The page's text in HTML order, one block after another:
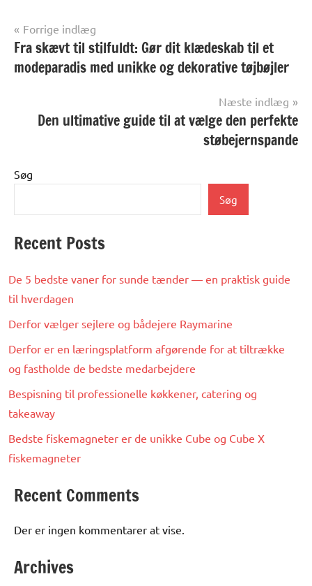
Alle
anmeldelser
og artikler
Indlægsnavigation
Forrige indlæg
Fra skævt til stilfuldt: Gør dit klædeskab til et
modeparadis med unikke og dekorative tøjbøjler
Næste indlæg
Den ultimative guide til at vælge den perfekte
støbejernspande
Søg
Søg
Recent Posts
De 5 bedste vaner for sunde tænder — en praktisk guide
til hverdagen
Derfor vælger sejlere og bådejere Raymarine
Derfor er en læringsplatform afgørende for at tiltrække
og fastholde de bedste medarbejdere
Bespisning til professionelle køkkener, catering og
takeaway
Bedste fiskemagneter er de unikke Cube og Cube X
fiskemagneter
Recent Comments
Der er ingen kommentarer at vise.
Archives